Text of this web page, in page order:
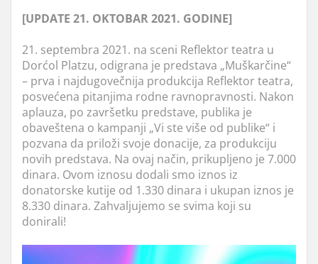
[UPDATE 21. OKTOBAR 2021. GODINE]
21. septembra 2021. na sceni Reflektor teatra u
Dorćol Platzu, odigrana je predstava „Muškarčine“
– prva i najdugovečnija produkcija Reflektor teatra,
posvećena pitanjima rodne ravnopravnosti. Nakon
aplauza, po završetku predstave, publika je
obaveštena o kampanji „Vi ste više od publike“ i
pozvana da priloži svoje donacije, za produkciju
novih predstava. Na ovaj način, prikupljeno je 7.000
dinara. Ovom iznosu dodali smo iznos iz
donatorske kutije od 1.330 dinara i ukupan iznos je
8.330 dinara. Zahvaljujemo se svima koji su
donirali!